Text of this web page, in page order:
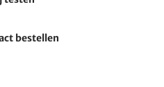
bestellen